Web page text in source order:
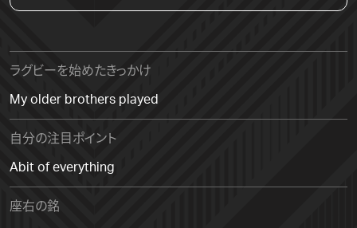
ラグビーを始めたきっかけ
My older brothers played
自分の注目ポイント
Abit of everything
座右の銘